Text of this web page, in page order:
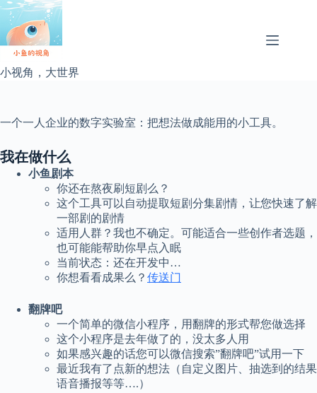
跳
过
内
小视角，大世界
一个一人企业的数字实验室：把想法做成能用的小工具。
我在做什么
小鱼剧本
你还在熬夜刷短剧么？
这个工具可以自动提取短剧分集剧情，让您快速了解
一部剧的剧情
适用人群？我也不确定。可能适合一些创作者选题，
也可能能帮助你早点入眠
当前状态：还在开发中…
你想看看成果么？ 传送门
翻牌吧
一个简单的微信小程序，用翻牌的形式帮您做选择
这个小程序是去年做了的，没太多人用
如果感兴趣的话您可以微信搜索”翻牌吧”试用一下
最近我有了点新的想法（自定义图片、抽选到的结果
语音播报等等….）